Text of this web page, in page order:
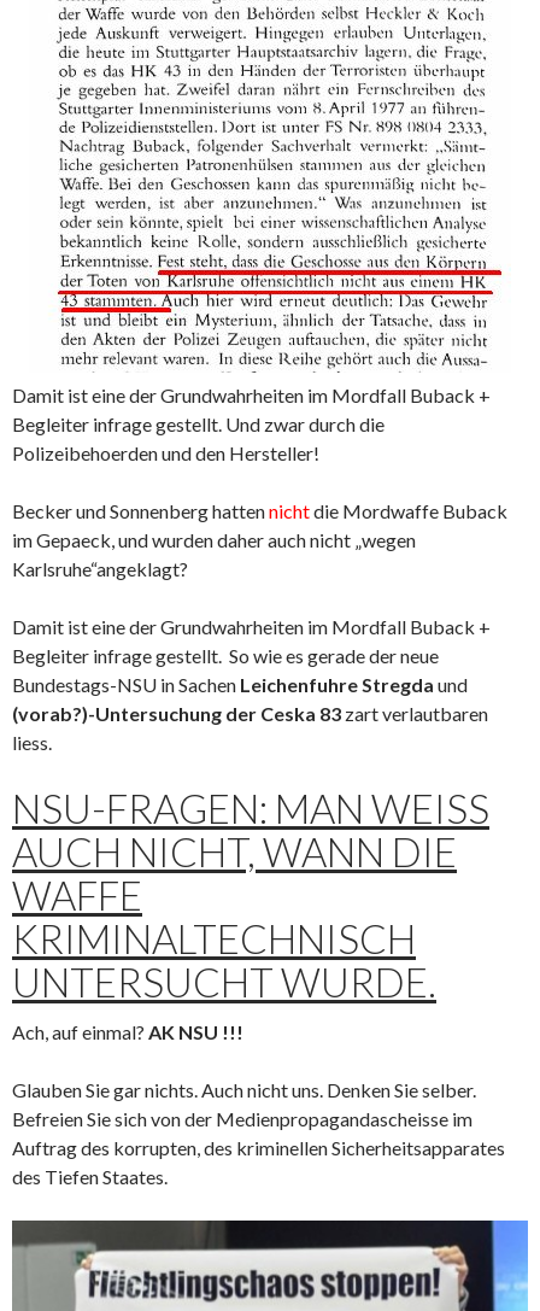
Damit ist eine der Grundwahrheiten im Mordfall Buback +
Begleiter infrage gestellt. Und zwar durch die
Polizeibehoerden und den Hersteller!
Becker und Sonnenberg hattennichtdie Mordwaffe Buback
im Gepaeck, und wurden daher auch nicht „wegen
Karlsruhe“angeklagt?
Damit ist eine der Grundwahrheiten im Mordfall Buback +
Begleiter infrage gestellt. So wie es gerade der neue
Bundestags-NSU in Sachen Leichenfuhre Stregda und
(vorab?)-Untersuchung der Ceska 83 zart verlautbaren
liess.
NSU-FRAGEN: MAN WEISS A
UCH NICHT, WANN DIE W
AFFE K
RIMINALTECHNISCH U
NTERSUCHT WURDE.
Ach, auf einmal? AK NSU !!!
Glauben Sie gar nichts. Auch nicht uns. Denken Sie selber.
Befreien Sie sich von der Medienpropagandascheisse im
Auftrag des korrupten, des kriminellen Sicherheitsapparates
des Tiefen Staates.